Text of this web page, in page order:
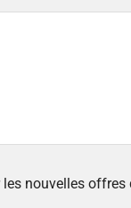
nouvelles offres